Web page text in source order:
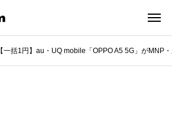
【一括1円】au・UQ mobile「OPPO A5 5G」がMNP